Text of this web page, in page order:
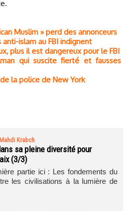
Muslim » perd des annonceurs
islam au FBI indignent
plus il est dangereux pour le FBI
qui suscite fierté et fausses
la police de New York
Krabch
sa pleine diversité pour
(3/3)
partie ici : Les fondements du
les civilisations à la lumière de